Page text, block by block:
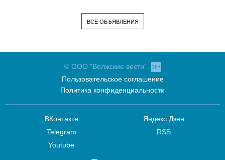
ВСЕ ОБЪЯВЛЕНИЯ
© ООО "Волжские вести" 16+
Пользовательское соглашение
Политика конфиденциальности
ВКонтакте
Telegram
Youtube
Яндекс.Дзен
RSS